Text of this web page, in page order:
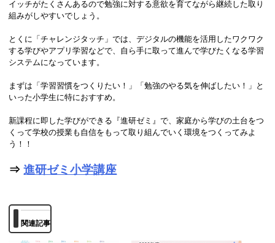
イッチがたくさんあるので勉強に対する意欲を育てながら継続した取り
組みがしやすいでしょう。
とくに「チャレンジタッチ」では、デジタルの機能を活用したワクワク
する学びやアプリ学習などで、自ら手に取って進んで学びたくなる学習
システムになっています。
まずは「学習習慣をつくりたい！」「勉強のやる気を伸ばしたい！」と
いった小学生に特におすすめ。
新課程に即した学びができる『進研ゼミ』で、家庭から学びの土台をつ
くって学校の授業も自信をもって取り組んでいく環境をつくってみよ
う！！
⇒進研ゼミ小学講座
関連記事